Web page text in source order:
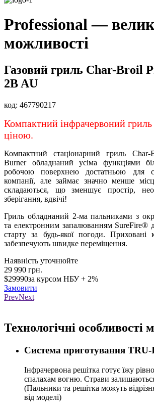
Professional —
можливості
Газовий гриль Char-Broil
2B AU
код: 467790217
Компактний інфрачервоний
ціною.
Компактний стаціонарний гриль
Burner обладнаний усіма функціями
робочою поверхнею достатньою для
компанії, але займає значно менше
складаються, що зменшує простір,
зберігання, вдвічі!
Гриль обладнаний 2-ма пальниками з
та електронним запалюванням SureFire®
старту за будь-якої погоди. Приховані
забезпечують швидке переміщення.
Наявність уточнюйте
29 990 грн.
$29990за курсом НБУ + 2%
Замовити
PrevNext
Технологічні особливості
Система приготування
Інфрачервона решітка готує їжу
спалахам вогню. Страви
(Пальники та решітка можуть
від моделі)